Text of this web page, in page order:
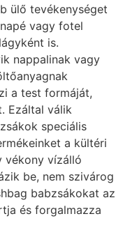
ülő tevékenységet
vagy fotel
is.
nappalinak vagy
a test formáját,
Ezáltal válik
speciális
a kültéri
vékony vízálló
be, nem szivárog
babzsákokat az
és forgalmazza